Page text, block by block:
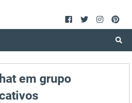
em grupo